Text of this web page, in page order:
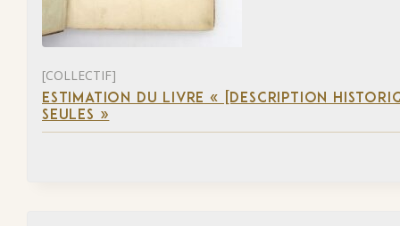
[COLLECTIF]
ESTIMATION DU LIVRE « [DESCRIPTION
SEULES »